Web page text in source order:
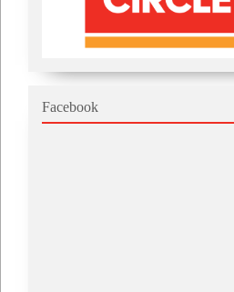
Facebook